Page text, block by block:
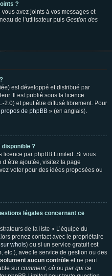
?
avez joints à vos messages et
de l’utilisateur puis Gestion des
est développé et distribué par
Il est publié sous la licence
2.0) et peut être diffusé librement. Pour
propos de phpBB » (en anglais).
disponible ?
licence par phpBB Limited. Si vous
ajoutée, visitez la page
voter pour des idées proposées ou
légales concernant ce
de la liste « L’équipe du
prenez contact avec le propriétaire
whois) ou si un service gratuit est
etc.), avec le service de gestion ou des
aucun contrôle et ne peut
sur comment, où ou par qui ce